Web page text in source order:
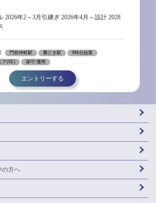
2026年2～3月引継ぎ 2026年4月～設計 2028
門前仲町駅 勝どき駅
9時台始業
ア(SE)
保守/運用
エントリーする
の方へ